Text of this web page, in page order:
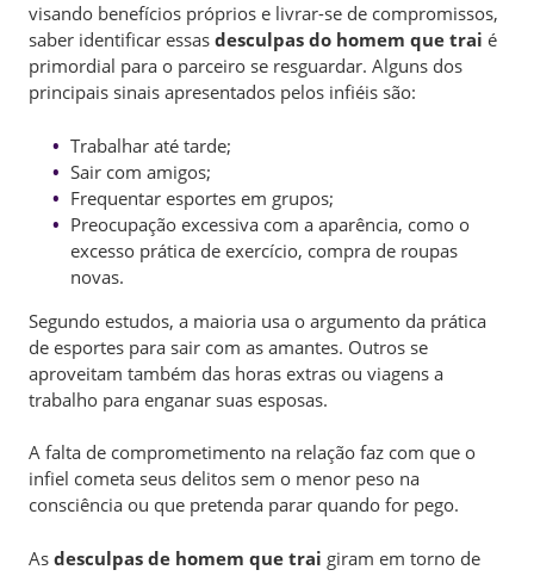
visando benefícios próprios e livrar-se de compromissos,
saber identificar essas desculpas do homem que trai é
primordial para o parceiro se resguardar. Alguns dos
principais sinais apresentados pelos infiéis são:
Trabalhar até tarde;
Sair com amigos;
Frequentar esportes em grupos;
Preocupação excessiva com a aparência, como o
excesso prática de exercício, compra de roupas
novas.
Segundo estudos, a maioria usa o argumento da prática
de esportes para sair com as amantes. Outros se
aproveitam também das horas extras ou viagens a
trabalho para enganar suas esposas.
A falta de comprometimento na relação faz com que o
infiel cometa seus delitos sem o menor peso na
consciência ou que pretenda parar quando for pego.
As desculpas de homem que trai giram em torno de